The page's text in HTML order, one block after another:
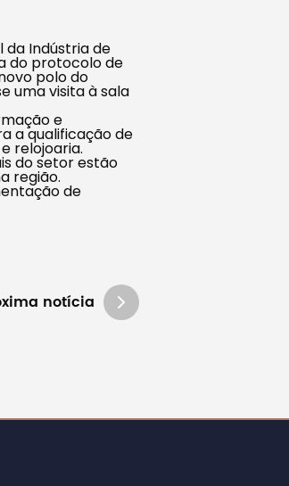
da Indústria de
do protocolo de
polo do
uma visita à sala
e
a qualificação de
relojoaria.
do setor estão
região.
de
notícia